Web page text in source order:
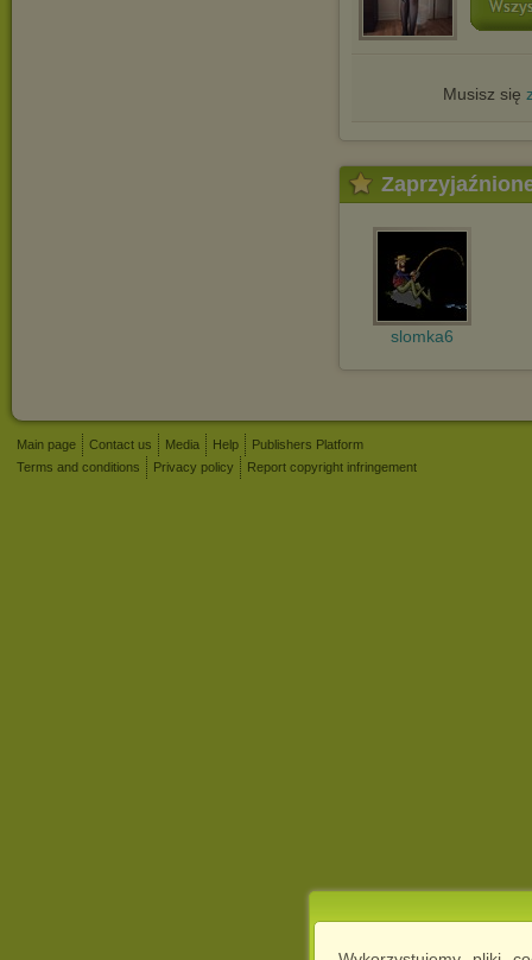
Musisz się
slomka6
Main page Contact us Media Help
Publishers Platform
Terms and conditions
Privacy policy Report copyright infringement